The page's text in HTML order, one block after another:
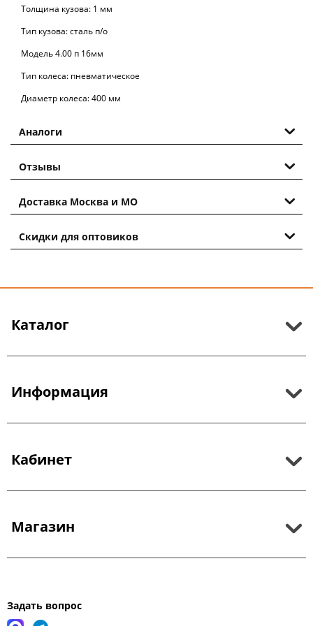
Толщина кузова: 1 мм
Тип кузова: сталь п/о
Модель 4.00 п 16мм
Тип колеса: пневматическое
Диаметр колеса: 400 мм
Аналоги
Отзывы
Доставка Москва и МО
Скидки для оптовиков
Каталог
Информация
Кабинет
Магазин
Задать вопрос